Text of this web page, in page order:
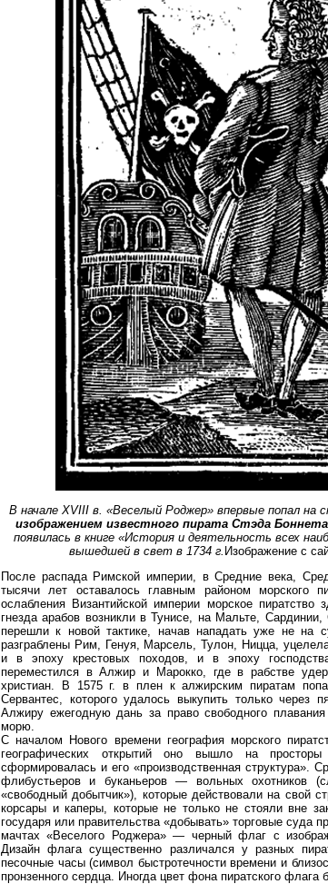
В начале XVIII в. «Веселый Роджер» впервые попал на
изображением известного пирата Стэда
появилась в книге «История и деятельность всех
вышедшей в свет в 1734 г. Изображение с
После распада Римской империи, в Средние века,
тысячи лет оставалось главным районом морского
ослабления Византийской империи морское пиратство
гнезда арабов возникли в Тунисе, на Мальте,
перешли к новой тактике, начав нападать уже не на
разграблены Рим, Генуя, Марсель, Тулон, Ницца,
и в эпоху крестовых походов, и в эпоху
переместился в Алжир и Марокко, где в рабстве
христиан. В 1575 г. в плен к алжир­ским пиратам
Сервантес, которого удалось выкупить только через
Алжиру ежегодную дань за право свободного
морю.
С началом Нового времени география морского
географических открытий оно вышло на
сформировалась и его «производственная структура».
флибустьеров и буканьеров — вольных охотников
«свободный добытчик»), которые действовали на свой
корсары и каперы, которые не только не стояли вне
государя или правительства «добывать» торговые суда
мачтах «Веселого Роджера» — черный флаг с
Дизайн флага существенно различался у разных
песочные часы (символ быстротечности времени и
пронзенного сердца. Иногда цвет фона пиратского